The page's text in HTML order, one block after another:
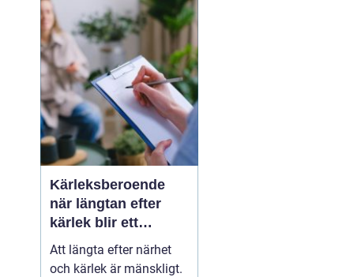
samlas under ett tak blir
vägen mellan olika
mottagningar kortare...
Kärleksberoende
när längtan efter
kärlek blir ett
beroende
Att längta efter närhet
och kärlek är mänskligt.